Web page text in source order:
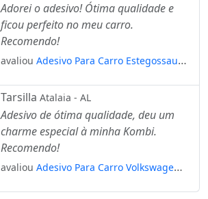
Adorei o adesivo! Ótima qualidade e
ficou perfeito no meu carro.
Recomendo!
avaliou Adesivo Para Carro Estegossauro
Tarsilla Atalaia - AL
Adesivo de ótima qualidade, deu um
charme especial à minha Kombi.
Recomendo!
avaliou Adesivo Para Carro Volkswagen